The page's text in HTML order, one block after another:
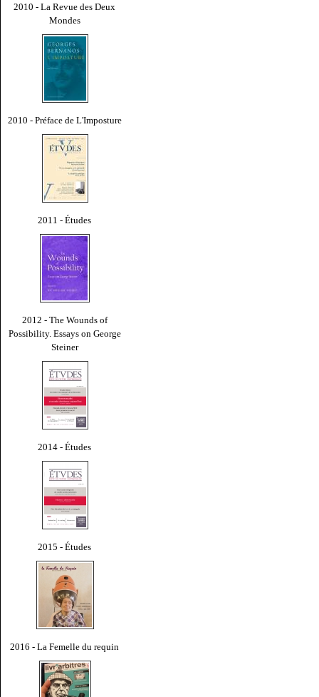
2010 - La Revue des Deux
Mondes
2010 - Préface de L'Imposture
2011 - Études
2012 - The Wounds of
Possibility. Essays on George
Steiner
2014 - Études
2015 - Études
2016 - La Femelle du requin